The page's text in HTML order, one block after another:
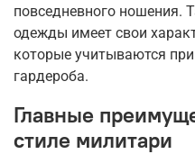
повседневного ношения.
одежды имеет свои
которые учитываются
гардероба.
Главные
стиле милитари